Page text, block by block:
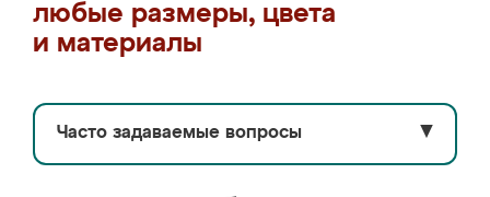
любые размеры, цвета
и материалы
Часто задаваемые вопросы ▼